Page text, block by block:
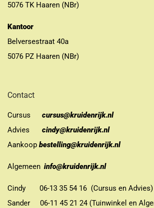
5076 TK Haaren (NBr)
Kantoor
Belversestraat 40a
5076 PZ Haaren (NBr)
Contact
Cursus
cursus@kruidenrijk.nl
Advies
cindy@kruidenrijk.nl
Aankoop bestelling@kruidenrijk.nl
Algemeen info@kruidenrijk.nl
Cindy 06-13 35 54 16 (Cursus en Advies)
Sander 06-11 45 21 24 (Tuinwinkel en